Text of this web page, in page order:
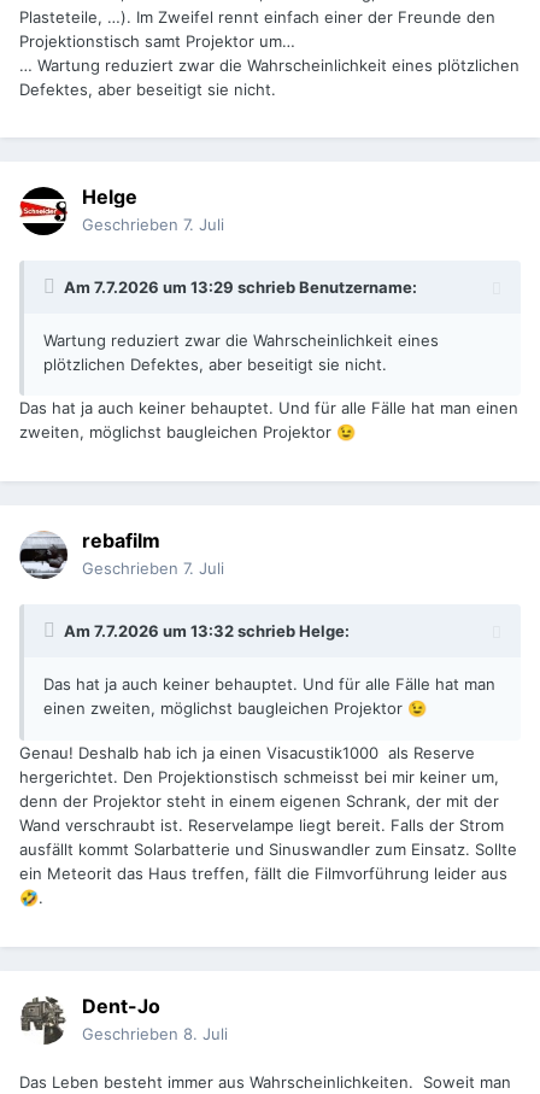
Plasteteile, …). Im Zweifel rennt einfach einer der Freunde den
Projektionstisch samt Projektor um…
… Wartung reduziert zwar die Wahrscheinlichkeit eines plötzlichen
Defektes, aber beseitigt sie nicht.
Helge
Geschrieben 7. Juli
Am 7.7.2026 um 13:29 schriebBenutzername:
Wartung reduziert zwar die Wahrscheinlichkeit eines
plötzlichen Defektes, aber beseitigt sie nicht.
Das hat ja auch keiner behauptet. Und für alle Fälle hat man einen
zweiten, möglichst baugleichen Projektor 😉
rebafilm
Geschrieben 7. Juli
Am 7.7.2026 um 13:32 schriebHelge:
Das hat ja auch keiner behauptet. Und für alle Fälle hat man
einen zweiten, möglichst baugleichen Projektor 😉
Genau! Deshalb hab ich ja einen Visacustik1000 als Reserve
hergerichtet. Den Projektionstisch schmeisst bei mir keiner um,
denn der Projektor steht in einem eigenen Schrank, der mit der
Wand verschraubt ist. Reservelampe liegt bereit. Falls der Strom
ausfällt kommt Solarbatterie und Sinuswandler zum Einsatz. Sollte
ein Meteorit das Haus treffen, fällt die Filmvorführung leider aus
🤣.
Dent-Jo
Geschrieben 8. Juli
Das Leben besteht immer aus Wahrscheinlichkeiten. Soweit man